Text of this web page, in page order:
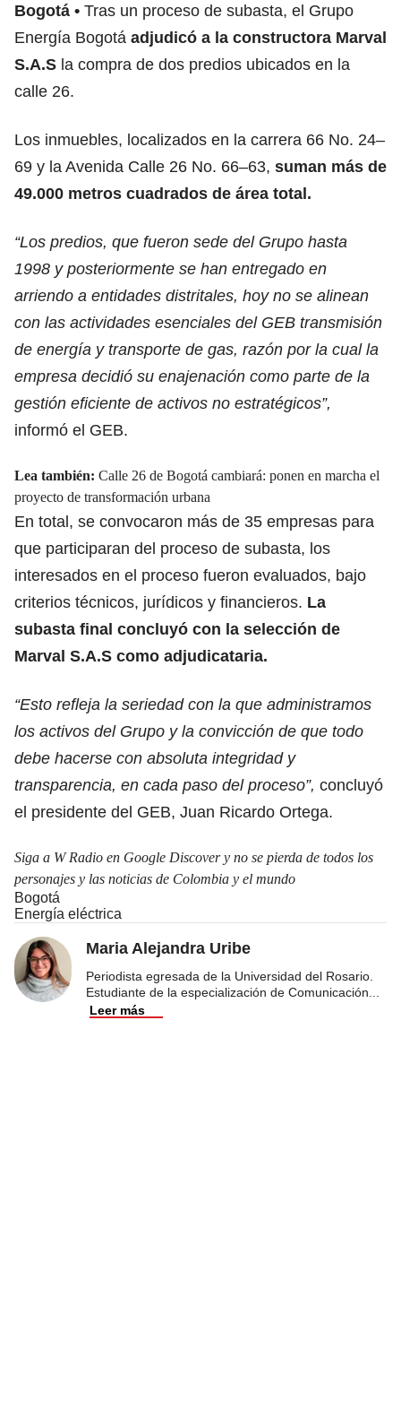
Bogotá
Tras un proceso de subasta, el Grupo
Energía Bogotá adjudicó a la constructora Marval
S.A.S la compra de dos predios ubicados en la
calle 26.
Los inmuebles, localizados en la carrera 66 No. 24–
69 y la Avenida Calle 26 No. 66–63, suman más de
49.000 metros cuadrados de área total.
“Los predios, que fueron sede del Grupo hasta
1998 y posteriormente se han entregado en
arriendo a entidades distritales, hoy no se alinean
con las actividades esenciales del GEB transmisión
de energía y transporte de gas, razón por la cual la
empresa decidió su enajenación como parte de la
gestión eficiente de activos no estratégicos”,
informó el GEB.
Lea también: Calle 26 de Bogotá cambiará: ponen en marcha el
proyecto de transformación urbana
En total, se convocaron más de 35 empresas para
que participaran del proceso de subasta, los
interesados en el proceso fueron evaluados, bajo
criterios técnicos, jurídicos y financieros. La
subasta final concluyó con la selección de
Marval S.A.S como adjudicataria.
“Esto refleja la seriedad con la que administramos
los activos del Grupo y la convicción de que todo
debe hacerse con absoluta integridad y
transparencia, en cada paso del proceso”, concluyó
el presidente del GEB, Juan Ricardo Ortega.
Siga a W Radio en Google Discover y no se pierda de todos los
personajes y las noticias de Colombia y el mundo
Bogotá
Energía eléctrica
Maria Alejandra Uribe
Periodista egresada de la Universidad del Rosario.
Estudiante de la especialización de Comunicación
Leer más